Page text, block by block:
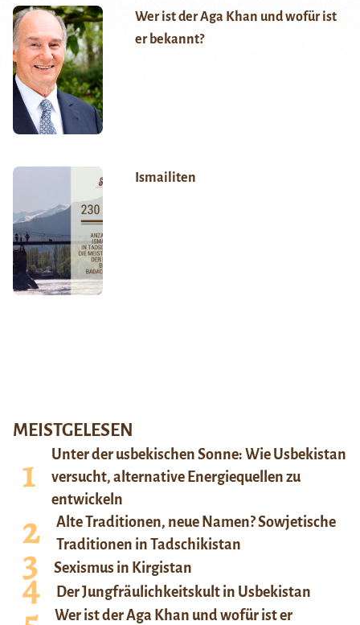
Wer ist der Aga Khan und wofür ist
er bekannt?
Ismailiten
MEISTGELESEN
Unter der usbekischen Sonne: Wie Usbekistan
versucht, alternative Energiequellen zu
entwickeln
Alte Traditionen, neue Namen? Sowjetische
Traditionen in Tadschikistan
Sexismus in Kirgistan
Der Jungfräulichkeitskult in Usbekistan
Wer ist der Aga Khan und wofür ist er